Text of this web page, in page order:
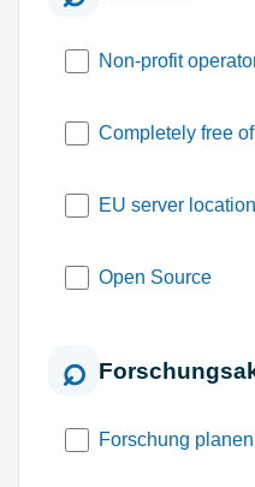
Non-profit
Completely free
EU server location
Open Source
Forschung planen